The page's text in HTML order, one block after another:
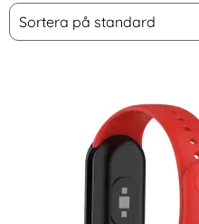
Hoppa
över
Filtrera & sortera
Sortera
Sortera på standard